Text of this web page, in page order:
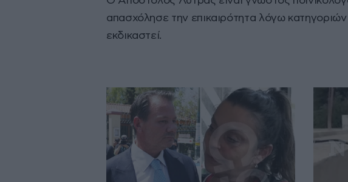
απασχόλησε την επικαιρότητα λόγω
εκδικαστεί.